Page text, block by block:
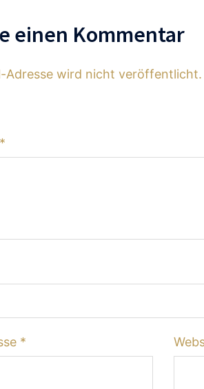
einen Kommentar
Adresse wird nicht veröffentlicht.
*
*